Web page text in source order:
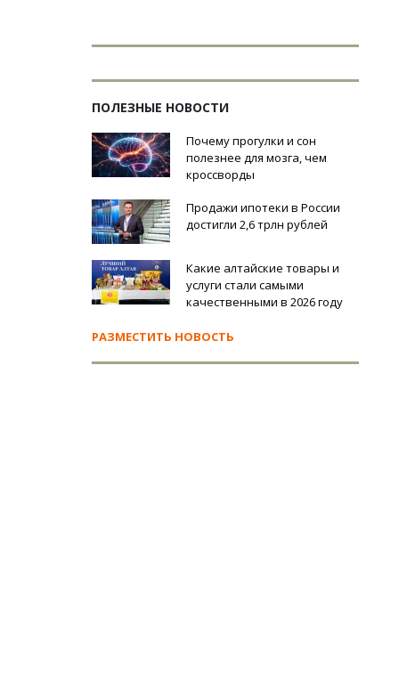
ПОЛЕЗНЫЕ НОВОСТИ
Почему прогулки и сон
полезнее для мозга, чем
кроссворды
Продажи ипотеки в России
достигли 2,6 трлн рублей
Какие алтайские товары и
услуги стали самыми
качественными в 2026 году
РАЗМЕСТИТЬ НОВОСТЬ